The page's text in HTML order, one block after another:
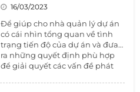
được 15mẫu quản lý dự án
bằng Excelchuyên nghiệp sẽ
giúp cho bạn có thể quản lý dự
án một cách dễ dàng và tiết
kiệm chi phí. Hãy cùng 1BOSS
tìm hiểu qua bài viết dưới đây
16/03/2023
Để giúp cho nhà quản lý dự án
có cái nhìn tổng quan về tình
trạng tiến độ của dự án và đưa
ra những quyết định phù hợp
để giải quyết các vấn đề phát